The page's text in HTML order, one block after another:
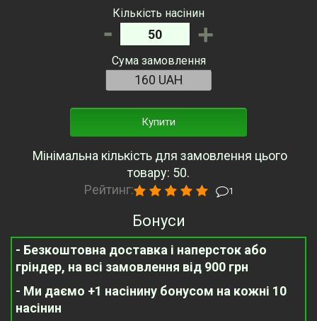
Кількість насінин
- +
Сума замовлення
Купити
Мінімальна кількість для замовлення цього
товару: 50.
Рейтинг:
1
Бонуси
- Безкоштовна доставка і наперсток або
гріндер, на всі замовлення від 900 грн
- Ми даємо +1 насінину бонусом на кожні 10
насінин